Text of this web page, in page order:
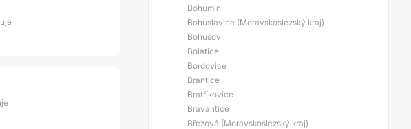
Bohumín
Bohuslavice (Moravskoslezský kraj)
Bohušov
Bolatice
Bordovice
Brantice
Bratříkovice
Bravantice
Březová (Moravskoslezský kraj)